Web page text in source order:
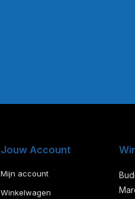
Jouw Account
Mijn account
Winkelwagen